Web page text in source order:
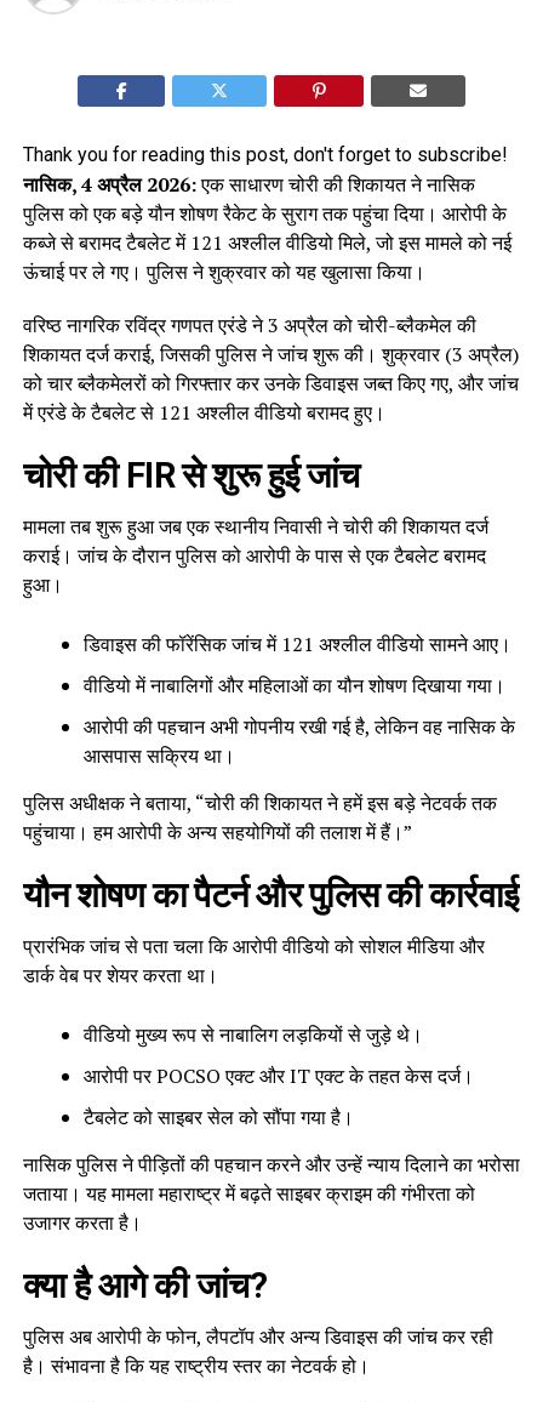
Thank you for reading this post, don't forget to subscribe!
नासिक, 4 अप्रैल 2026:एक साधारण चोरी की शिकायत ने नासिक
पुलिस को एक बड़े यौन शोषण रैकेट के सुराग तक पहुंचा दिया। आरोपी के
कब्जे से बरामद टैबलेट में 121 अश्लील वीडियो मिले, जो इस मामले को नई
ऊंचाई पर ले गए। पुलिस ने शुक्रवार को यह खुलासा किया।
वरिष्ठ नागरिक रविंद्र गणपत एरंडे ने 3 अप्रैल को चोरी-ब्लैकमेल की
शिकायत दर्ज कराई, जिसकी पुलिस ने जांच शुरू की। शुक्रवार (3 अप्रैल)
को चार ब्लैकमेलरों को गिरफ्तार कर उनके डिवाइस जब्त किए गए, और जांच
में एरंडे के टैबलेट से 121 अश्लील वीडियो बरामद हुए।
चोरी की FIR से शुरू हुई जांच
मामला तब शुरू हुआ जब एक स्थानीय निवासी ने चोरी की शिकायत दर्ज
कराई। जांच के दौरान पुलिस को आरोपी के पास से एक टैबलेट बरामद
हुआ।
डिवाइस की फॉरेंसिक जांच में 121 अश्लील वीडियो सामने आए।
वीडियो में नाबालिगों और महिलाओं का यौन शोषण दिखाया गया।
आरोपी की पहचान अभी गोपनीय रखी गई है, लेकिन वह नासिक के
आसपास सक्रिय था।
पुलिस अधीक्षक ने बताया, “चोरी की शिकायत ने हमें इस बड़े नेटवर्क तक
पहुंचाया। हम आरोपी के अन्य सहयोगियों की तलाश में हैं।”
यौन शोषण का पैटर्न और पुलिस की कार्रवाई
प्रारंभिक जांच से पता चला कि आरोपी वीडियो को सोशल मीडिया और
डार्क वेब पर शेयर करता था।
वीडियो मुख्य रूप से नाबालिग लड़कियों से जुड़े थे।
आरोपी पर POCSO एक्ट और IT एक्ट के तहत केस दर्ज।
टैबलेट को साइबर सेल को सौंपा गया है।
नासिक पुलिस ने पीड़ितों की पहचान करने और उन्हें न्याय दिलाने का भरोसा
जताया। यह मामला महाराष्ट्र में बढ़ते साइबर क्राइम की गंभीरता को
उजागर करता है।
क्या है आगे की जांच?
पुलिस अब आरोपी के फोन, लैपटॉप और अन्य डिवाइस की जांच कर रही
है। संभावना है कि यह राष्ट्रीय स्तर का नेटवर्क हो।